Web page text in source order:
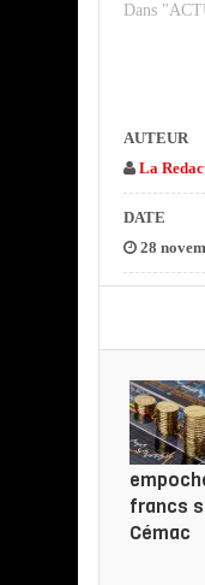
Dans
AUTEUR
La
DATE
28
francs
Cémac